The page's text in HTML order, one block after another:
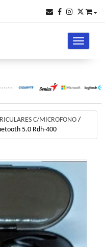
Toggle
C/MICROFONO /
5.0 Rdh-400